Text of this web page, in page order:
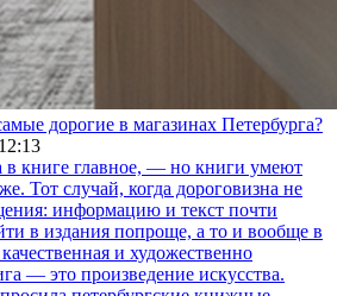
дорогие в магазинах Петербурга?
12:13
в книге главное, — но книги умеют
Тот случай, когда дороговизна не
информацию и текст почти
в издания попроще, а то и вообще в
и художественно
— это произведение искусства.